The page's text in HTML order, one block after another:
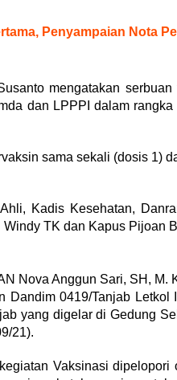
Penyampaian Nota
mengatakan
dan LPPPI dalam
sama sekali (dosis 1)
Kadis Kesehatan,
TK dan Kapus Pijoan
Nova Anggun Sari, SH, M.
Dandim 0419/Tanjab Letkol
yang digelar di Gedung
21).
Vaksinasi dipelopori